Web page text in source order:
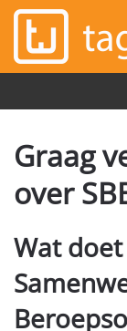
Overslaan en
Graag
over
Wat